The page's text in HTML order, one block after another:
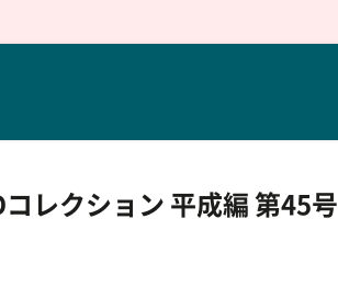
レクション 平成編 第45号